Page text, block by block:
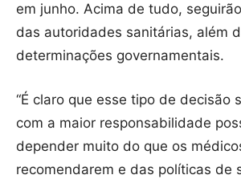
em junho. Acima de tudo,
das autoridades sanitárias, além
determinações governamentais.
“É claro que esse tipo de decisão
com a maior responsabilidade
depender muito do que os
recomendarem e das políticas de